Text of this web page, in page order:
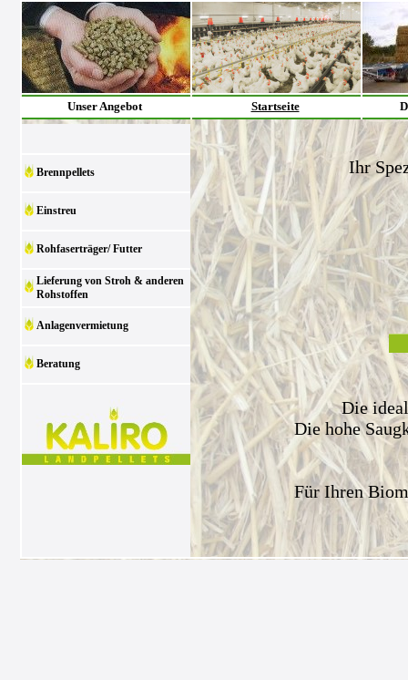
Unser Angebot Startseite
Brennpellets
Einstreu
Rohfaserträger/ Futter
Lieferung von Stroh & anderen
Rohstoffen
Anlagenvermietung
Beratung
Ihr
Die
Die hohe
Für Ihren